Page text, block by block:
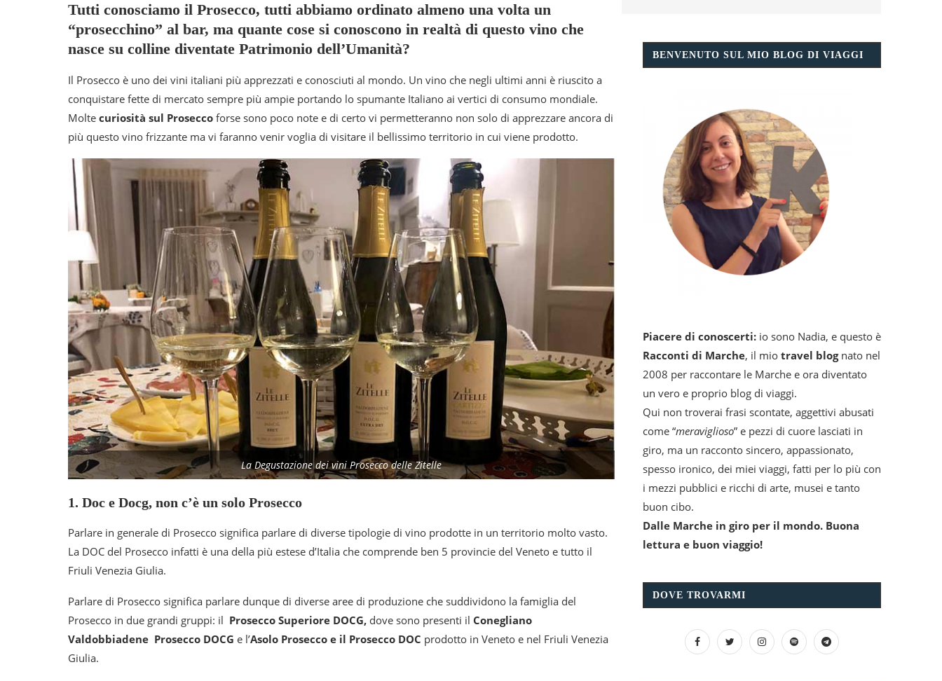
Tutti conosciamo il Prosecco, tutti abbiamo ordinato almeno una volta un
“prosecchino” al bar, ma quante cose si conoscono in realtà di questo vino che
nasce su colline diventate Patrimonio dell’Umanità?
Il Prosecco è uno dei vini italiani più apprezzati e conosciuti al mondo. Un vino che negli ultimi anni è riuscito a
conquistare fette di mercato sempre più ampie portando lo spumante Italiano ai vertici di consumo mondiale.
Molte curiosità sul Prosecco forse sono poco note e di certo vi permetteranno non solo di apprezzare ancora di
più questo vino frizzante ma vi faranno venir voglia di visitare il bellissimo territorio in cui viene prodotto.
La Degustazione dei vini Prosecco delle Zitelle
1. Doc e Docg, non c’è un solo Prosecco
Parlare in generale di Prosecco significa parlare di diverse tipologie di vino prodotte in un territorio molto vasto.
La DOC del Prosecco infatti è una della più estese d’Italia che comprende ben 5 provincie del Veneto e tutto il
Friuli Venezia Giulia.
Parlare di Prosecco significa parlare dunque di diverse aree di produzione che suddividono la famiglia del
Prosecco in due grandi gruppi: il Prosecco Superiore DOCG, dove sono presenti il Conegliano
Valdobbiadene Prosecco DOCG e l’Asolo Prosecco e il Prosecco DOC prodotto in Veneto e nel Friuli Venezia
Giulia.
BENVENUTO SUL MIO BLOG DI VIAGGI
Piacere di conoscerti: io sono Nadia, e questo è
Racconti di Marche, il mio travel blognato nel
2008 per raccontare le Marche e ora diventato
un vero e proprio blog di viaggi.
Qui non troverai frasi scontate, aggettivi abusati
come “meraviglioso” e pezzi di cuore lasciati in
giro, ma un racconto sincero, appassionato,
spesso ironico, dei miei viaggi, fatti per lo più con
i mezzi pubblici e ricchi di arte, musei e tanto
buon cibo.
Dalle Marche in giro per il mondo. Buona
lettura e buon viaggio!
DOVE TROVARMI